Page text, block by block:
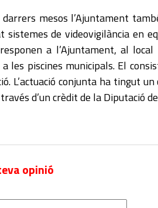
mesos l’Ajuntament
sistemes de videovigilància en
a l’Ajuntament, al
les piscines municipals. El
L’actuació conjunta ha tingut
d’un crèdit de la Diputació
opinió